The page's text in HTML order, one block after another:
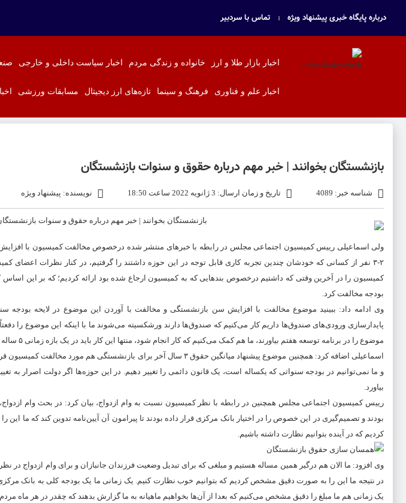
درباره پایگاه خبری پیشنهاد ویژه تماس با سردبیر
اخبار بازار طلا و ارز خانواده و زندگی مردم اخبار سیاست داخلی و خارجی
اخبار علم و فناوری فرهنگ و سینما تازه‌های ارز دیجیتال مسابقات ورزشی
بازنشستگان بخوانند | خبر مهم درباره حقوق و سنوات بازنشستگان
شناسه خبر: 4089 تاریخ و زمان ارسال: 3 ژانویه 2022 ساعت 18:50 نویسنده: پیشنهاد ویژه
۲-۳ نفر از کسانی که خودشان چندین تجربه کاری قابل توجه در این حوزه داشتند را گرفتیم، در کنار نظرات
بودجه مخالفت کرد.
وی ادامه داد: ببینید موضوع مخالفت با افزایش سن بازنشستگی و مخالفت با آوردن این موضوع در لایحه
پایدارسازی ورودی‌های صندوق‌ها داریم کار می‌کنیم که صندوق‌ها دارند ورشکسیته می‌شوند ما با اینکه این موضوع را
موضوع را در برنامه توسعه هفتم بیاورند، ما هم کمک می‌کنیم که کار انجام شود، منتها این کار باید در یک بازه زمانی ۵ ساله تا ۷ ساله انجام شود.
اسماعیلی اضافه کرد: همچنین موضوع پیشنهاد میانگین حقوق ۳ سال آخر برای
و ما نمی‌توانیم در بودجه سنواتی که یکساله است، یک قانون دائمی را تغییر دهیم. در این حوزه‌ها اگر دولت اصرار به
بیاورد.
بودند و تصمیم‌گیری در این خصوص را در اختیار بانک مرکزی قرار داده بودند تا پیرامون آن آیین‌نامه تدوین کند که ما این
کردیم که در آینده بتوانیم نظارت داشته باشیم.
وی افزود: ما الان هم درگیر همین مساله هستیم و مبلغی که برای تبدیل وضعیت فرزندان جانبازان و برای وام ازدواج در
در نتیجه ما این را به صورت دقیق مشخص کردیم که بتوانیم خوب نظارت کنیم. یک زمانی ما یک بودجه کلی به بانک
یک زمانی هم ما مبلغ را دقیق مشخص می‌کنیم که بعدا از آن‌ها بخواهیم ماهیانه به ما گزارش بدهند که چقدر در هر ماه مردم